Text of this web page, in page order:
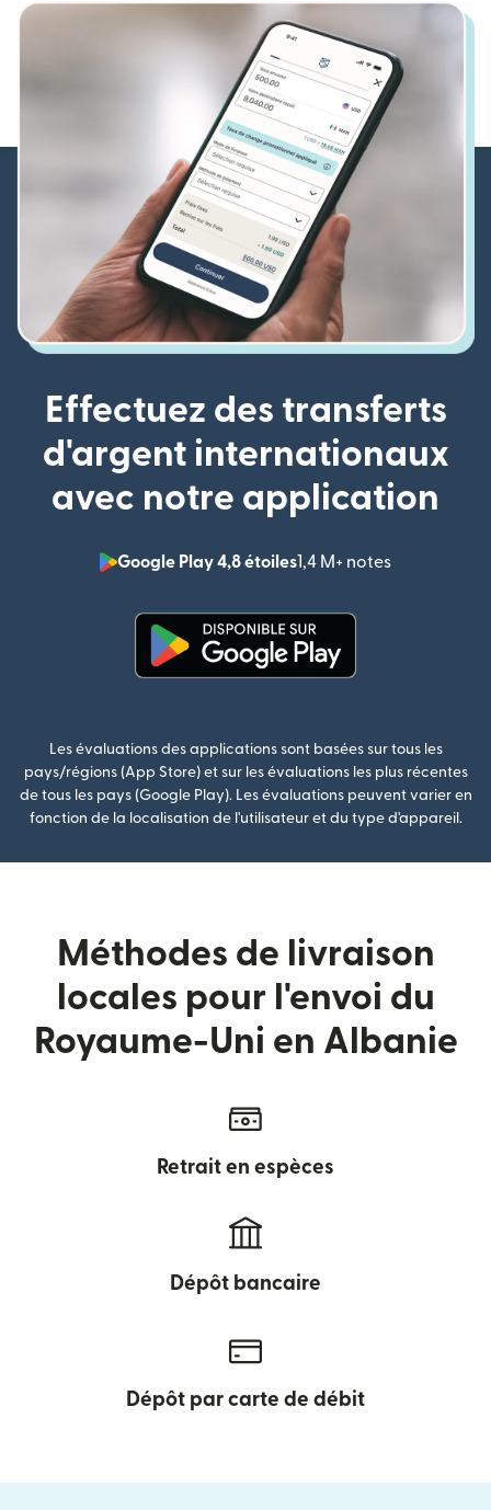
Effectuez des transferts
d'argent internationaux
avec notre application
Google Play 4,8 étoiles1,4 M+ notes
Les évaluations des applications sont basées sur tous les
pays/régions (App Store) et sur les évaluations les plus récentes
de tous les pays (Google Play). Les évaluations peuvent varier en
fonction de la localisation de l'utilisateur et du type d'appareil.
Méthodes de livraison
locales pour l'envoi du
Royaume-Uni en Albanie
Retrait en espèces
Dépôt bancaire
Dépôt par carte de débit